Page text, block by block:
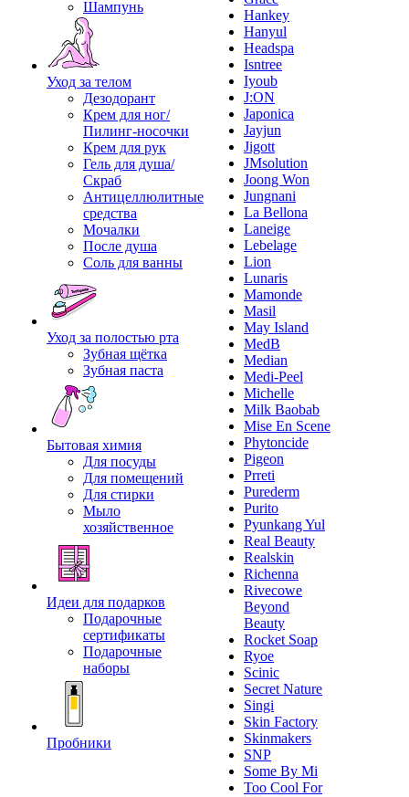
Шампунь
Уход за телом
Дезодорант
Крем для ног/
Пилинг-носочки
Крем для рук
Гель для душа/
Скраб
Антицеллюлитные
средства
Мочалки
После душа
Соль для ванны
Уход за полостью рта
Зубная щётка
Зубная паста
Бытовая химия
Для посуды
Для помещений
Для стирки
Мыло
хозяйственное
Идеи для подарков
Подарочные
сертификаты
Подарочные
наборы
Пробники
Hankey
Hanyul
Headspa
Isntree
Iyoub
J:ON
Japonica
Jayjun
Jigott
JMsolution
Joong Won
Jungnani
La Bellona
Laneige
Lebelage
Lion
Lunaris
Mamonde
Masil
May Island
MedB
Median
Medi-Peel
Michelle
Milk Baobab
Mise En Scene
Phytoncide
Pigeon
Prreti
Purederm
Purito
Pyunkang Yul
Real Beauty
Realskin
Richenna
Rivecowe
Beyond
Beauty
Rocket Soap
Ryoe
Scinic
Secret Nature
Singi
Skin Factory
Skinmakers
SNP
Some By Mi
Too Cool For